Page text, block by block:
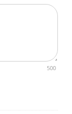
500